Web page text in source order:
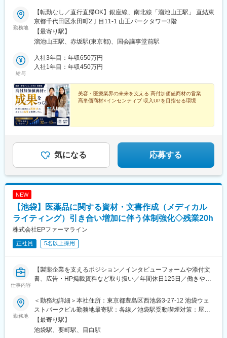
勤務地
【転勤なし／直行直帰OK】銀座線、南北線「溜池山王駅」 直結東
京都千代田区永田町2丁目11-1 山王パークタワー3階
【最寄り駅】
溜池山王駅、赤坂駅(東京都)、国会議事堂前駅
給与
入社3年目：年収650万円
入社1年目：年収450万円
美容・医療業界の未来を支える 高付加価値商材の営業
高単価商材×インセンティブ 収入UPを目指せる環境
気になる 応募する
NEW
【池袋】医薬品に関する資材・文書作成（メディカル
ライティング）引き合い増加に伴う体制強化◇残業20h
株式会社EPファーマライン
正社員 5名以上採用
仕事内容
【製薬企業を支えるポジション／インタビューフォームや添付文
書、広告・HP掲載資料など取り扱い／年間休日125日／働きやす
■職務内容：
製薬企業からの依頼を元に、製薬企業が発行・発信する各種資材
を作成や、クオリティチェックを行います。
勤務地
＜勤務地詳細＞本社住所：東京都豊島区西池袋3-27-12 池袋ウェ
ストパークビル勤務地最寄駅：各線／池袋駅受動喫煙対策：屋内
全面禁煙変更の範囲：会社の定める事業所
【最寄り駅】
池袋駅、要町駅、目白駅